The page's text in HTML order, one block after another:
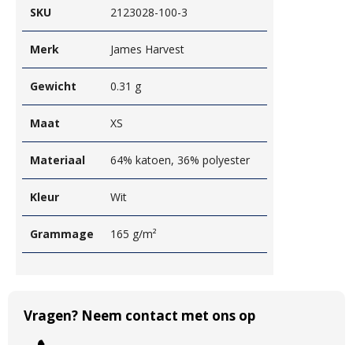
SKU 2123028-100-3
Merk James Harvest
Gewicht 0.31 g
Maat XS
Materiaal 64% katoen, 36% polyester
Kleur Wit
Grammage 165 g/m²
Vragen? Neem contact met ons op